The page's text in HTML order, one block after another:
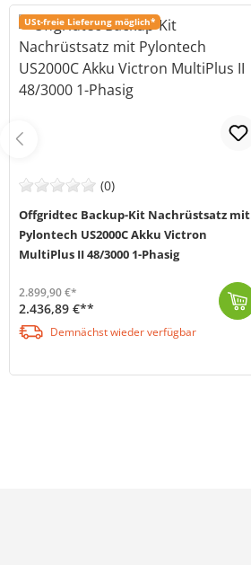
USt-freie Lieferung möglich*
(0)
Offgridtec Backup-Kit Nachrüstsatz mit
Pylontech US2000C Akku Victron
MultiPlus II 48/3000 1-Phasig
2.899,90 €*
2.436,89 €**
Demnächst wieder verfügbar